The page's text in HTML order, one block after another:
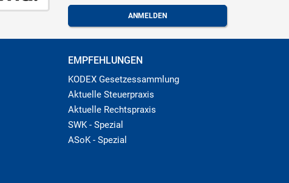
EMPFEHLUNGEN
KODEX Gesetzessammlung
Aktuelle Steuerpraxis
Aktuelle Rechtspraxis
SWK - Spezial
ASoK - Spezial